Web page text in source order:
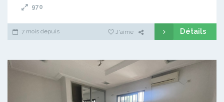
970
7 mois depuis J'aime Détails